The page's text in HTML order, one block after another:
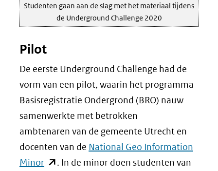
Studenten gaan aan de slag met het materiaal tijdens
de Underground Challenge 2020
Pilot
De eerste Underground Challenge had de
vorm van een pilot, waarin het programma
Basisregistratie Ondergrond (BRO) nauw
samenwerkte met betrokken
ambtenaren van de gemeente Utrecht en
docenten van de National Geo Information
Minor(opent. In de minor doen studenten van